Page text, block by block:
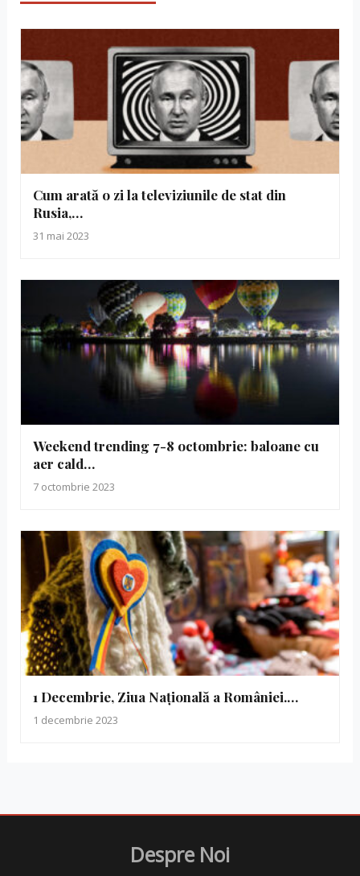
Cum arată o zi la televiziunile de stat din
Rusia,…
31 mai 2023
Weekend trending 7-8 octombrie: baloane cu
aer cald…
7 octombrie 2023
1 Decembrie, Ziua Naţională a României.…
1 decembrie 2023
Despre Noi